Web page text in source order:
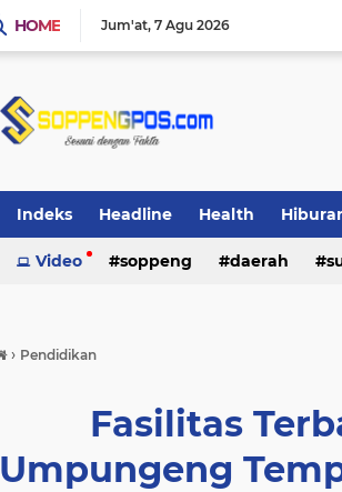
HOME Jum'at 7 Agu 2026
Indeks Headline Health
Video soppeng daerah
› Pendidikan
Fasilitas
Umpungeng